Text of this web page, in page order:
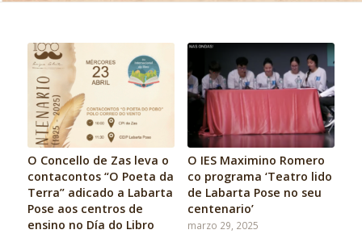
O Concello de Zas leva o
contacontos “O Poeta da
Terra” adicado a Labarta
Pose aos centros de
ensino no Día do Libro
O IES Maximino Romero
co programa ‘Teatro lido
de Labarta Pose no seu
centenario’
marzo 29, 2025